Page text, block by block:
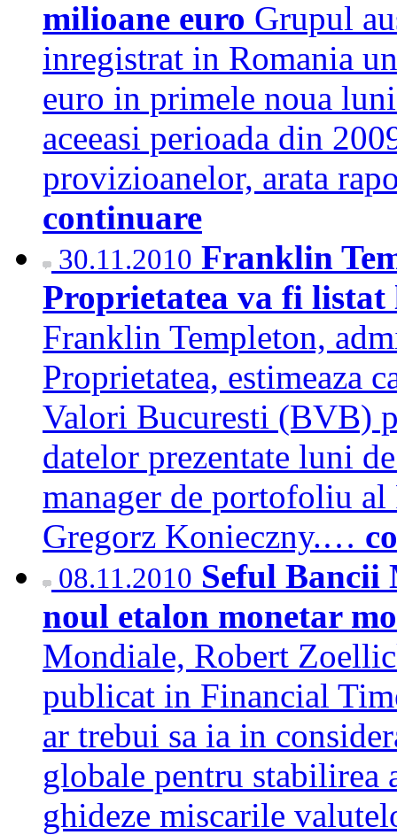
milioane euro Grupul
inregistrat in Romania
euro in primele noua
aceeasi perioada din
provizioanelor, arata
continuare
30.11.2010 Franklin
Proprietatea va fi listat
Franklin Templeton,
Proprietatea, estimeaza
Valori Bucuresti (BVB)
datelor prezentate luni
manager de portofoliu
Gregorz Konieczny.…
08.11.2010 Seful Bancii
noul etalon monetar
Mondiale, Robert
publicat in Financial
ar trebui sa ia in
globale pentru stabilirea
ghideze miscarile